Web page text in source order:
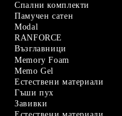
Спални комплекти
Памучен сатен
Modal
RANFORCE
Възглавници
Memory Foam
Memo Gel
Естествени материали
Гъши пух
Завивки